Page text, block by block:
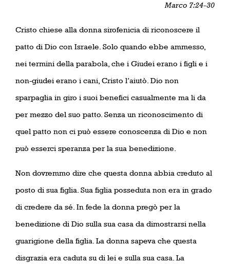
Marco 7:24-30
Cristo chiese alla donna sirofenicia di riconoscere il
patto di Dio con Israele. Solo quando ebbe ammesso,
nei termini della parabola, che i Giudei erano i figli e i
non-giudei erano i cani, Cristo l’aiutò. Dio non
sparpaglia in giro i suoi benefici casualmente ma li da
per mezzo del suo patto. Senza un riconoscimento di
quel patto non ci può essere conoscenza di Dio e non
può esserci speranza per la sua benedizione.
Non dovremmo dire che questa donna abbia creduto al
posto di sua figlia. Sua figlia posseduta non era in grado
di credere da sé. In fede la donna pregò per la
benedizione di Dio sulla sua casa da dimostrarsi nella
guarigione della figlia. La donna sapeva che questa
disgrazia era caduta su di lei e sulla sua casa. La